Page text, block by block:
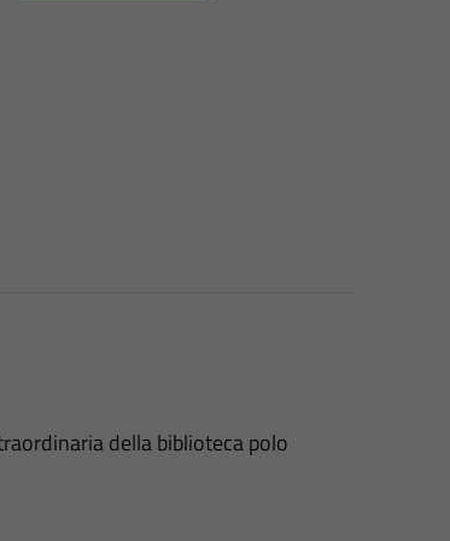
della biblioteca polo